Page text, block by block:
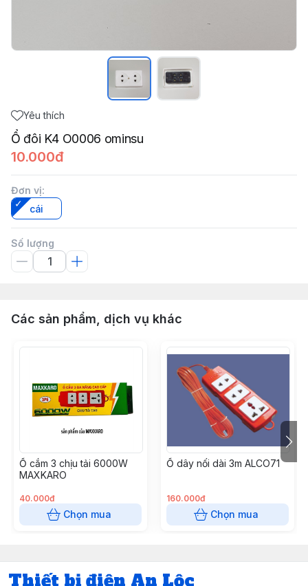
Yêu thích
Ổ đôi K4 O0006 ominsu
10.000đ
Đơn vị:
cái
Số lượng
Các sản phẩm, dịch vụ khác
Ổ cắm 3 chịu tải 6000W
MAXKARO
40.000đ
Chọn mua
Ổ dây nối dài 3m ALCO71
160.000đ
Chọn mua
Thiết bị điện An Lộc